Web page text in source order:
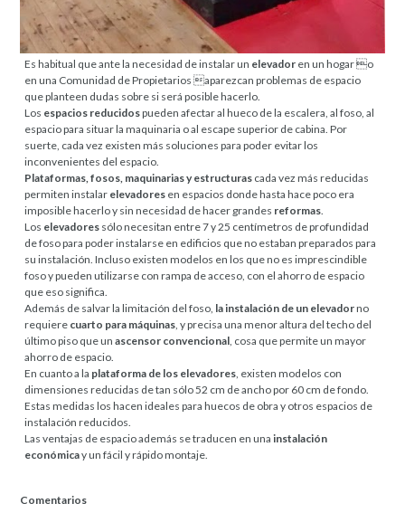
Es habitual que ante la necesidad de instalar un elevador en un hogar o
en una Comunidad de Propietarios aparezcan problemas de espacio
que planteen dudas sobre si será posible hacerlo.
Los espacios reducidospueden afectar al hueco de la escalera, al foso, al
espacio para situar la maquinaria o al escape superior de cabina. Por
suerte, cada vez existen más soluciones para poder evitar los
inconvenientes del espacio.
Plataformas, fosos, maquinarias y estructuras cada vez más reducidas
permiten instalar elevadores en espacios donde hasta hace poco era
imposible hacerlo y sin necesidad de hacer grandes reformas
Los elevadores sólo necesitan entre 7 y 25 centímetros de profundidad
de foso para poder instalarse en edificios que no estaban preparados para
su instalación. Incluso existen modelos en los que no es imprescindible
foso y pueden utilizarse con rampa de acceso, con el ahorro de espacio
que eso significa.
Además de salvar la limitación del foso, la instalación de un elevadorno
requiere cuarto para máquinas , y precisa una menor altura del techo del
último piso que unascensor convencional , cosa que permite un mayor
ahorro de espacio.
En cuanto a la plataforma de los elevadores , existen modelos con
dimensiones reducidas de tan sólo 52 cm de ancho por 60 cm de fondo.
Estas medidas los hacen ideales para huecos de obra y otros espacios de
instalación reducidos.
Las ventajas de espacio además se traducen en una instalación
económicay un fácil y rápido montaje.
Comentarios